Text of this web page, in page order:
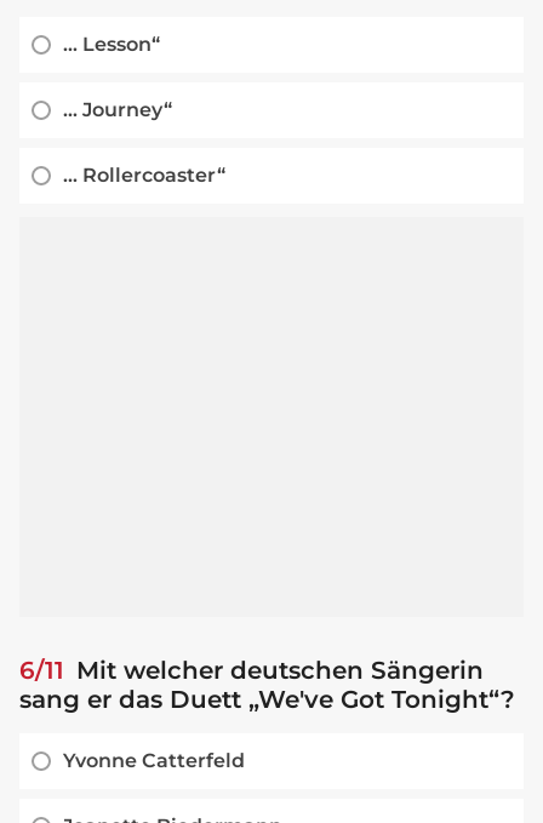
... Lesson“
... Journey“
... Rollercoaster“
6/11 Mit welcher deutschen Sängerin
sang er das Duett „We've Got Tonight“?
Yvonne Catterfeld